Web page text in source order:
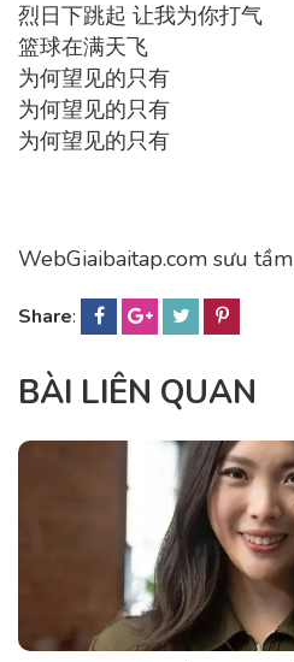
烈日下跳起 让我为你打气
篮球在满天飞
为何望见的只有
为何望见的只有
为何望见的只有
WebGiaibaitap.com sưu tầm
Share:
BÀI LIÊN QUAN